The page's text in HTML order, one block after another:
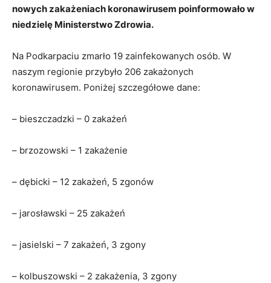
nowych zakażeniach koronawirusem poinformowało w
niedzielę Ministerstwo Zdrowia.
Na Podkarpaciu zmarło 19 zainfekowanych osób. W
naszym regionie przybyło 206 zakażonych
koronawirusem. Poniżej szczegółowe dane:
– bieszczadzki – 0 zakażeń
– brzozowski – 1 zakażenie
– dębicki – 12 zakażeń, 5 zgonów
– jarosławski – 25 zakażeń
– jasielski – 7 zakażeń, 3 zgony
– kolbuszowski – 2 zakażenia, 3 zgony